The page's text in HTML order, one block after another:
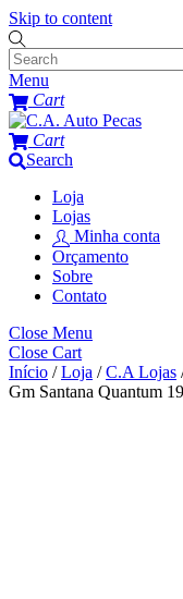
Skip to content
Menu
Cart
Cart
Search
Loja
Lojas
Minha conta
Orçamento
Sobre
Contato
Close Menu
Close Cart
Início /Loja /C.A Lojas
Gm Santana Quantum